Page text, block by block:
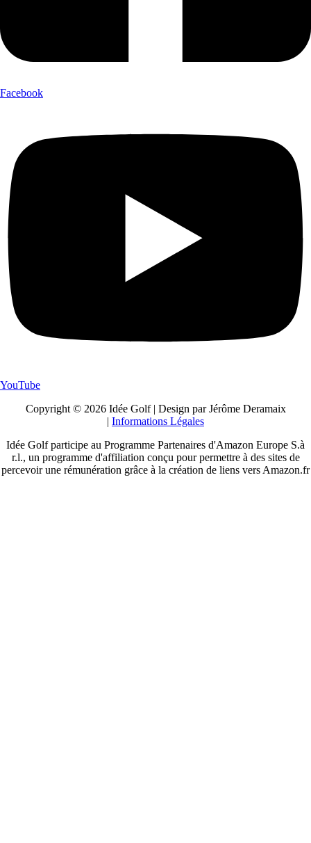
Facebook
YouTube
Copyright © 2026 Idée Golf | Design par Jérôme Deramaix
| Informations Légales
Idée Golf participe au Programme Partenaires d'Amazon Europe S.à
r.l., un programme d'affiliation conçu pour permettre à des sites de
percevoir une rémunération grâce à la création de liens vers Amazon.fr